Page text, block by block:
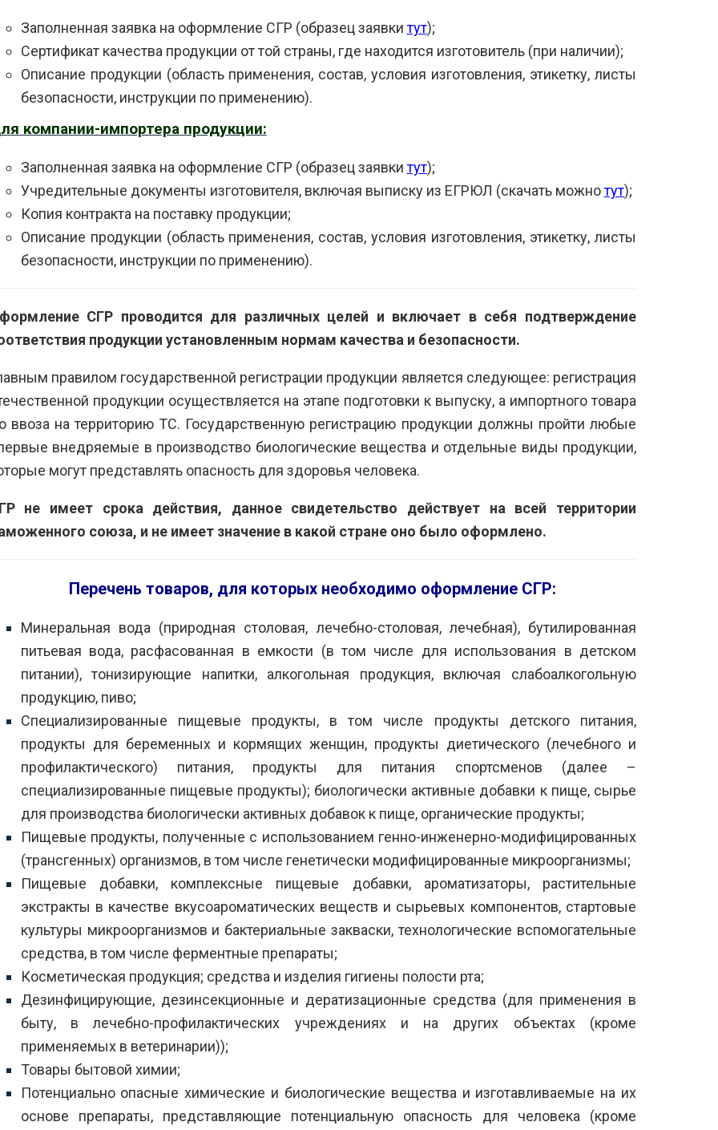
Заполненная заявка на оформление СГР (образец заявкитут);
Сертификат качества продукции от той страны, где находится изготовитель (при наличии);
Описание продукции (область применения, состав, условия изготовления, этикетку, листы
безопасности, инструкции по применению).
компании-импортера продукции:
Заполненная заявка на оформление СГР (образец заявкитут);
Учредительные документы изготовителя, включая выписку из ЕГРЮЛ (скачать можнотут);
Копия контракта на поставку продукции;
Описание продукции (область применения, состав, условия изготовления, этикетку, листы
безопасности, инструкции по применению).
СГР проводится для различных целей и включает в себя подтверждение
продукции установленным нормам качества и безопасности.
правилом государственной регистрации продукции является следующее: регистрация
продукции осуществляется на этапе подготовки к выпуску, а импортного товара
ввоза на территорию ТС. Государственную регистрацию продукции должны пройти любые
внедряемые в производство биологические вещества и отдельные виды продукции,
могут представлять опасность для здоровья человека.
не имеет срока действия, данное свидетельство действует на всей территории
союза, и не имеет значение в какой стране оно было оформлено.
Перечень товаров, для которых необходимо оформление СГР:
Минеральная вода (природная столовая, лечебно-столовая, лечебная), бутилированная
питьевая вода, расфасованная в емкости (в том числе для использования в детском
питании), тонизирующие напитки, алкогольная продукция, включая слабоалкогольную
продукцию, пиво;
Специализированные пищевые продукты, в том числе продукты детского питания,
продукты для беременных и кормящих женщин, продукты диетического (лечебного и
профилактического) питания, продукты для питания спортсменов (далее –
специализированные пищевые продукты); биологически активные добавки к пище, сырье
для производства биологически активных добавок к пище, органические продукты;
Пищевые продукты, полученные с использованием генно-инженерно-модифицированных
(трансгенных) организмов, в том числе генетически модифицированные микроорганизмы;
Пищевые добавки, комплексные пищевые добавки, ароматизаторы, растительные
экстракты в качестве вкусоароматических веществ и сырьевых компонентов, стартовые
культуры микроорганизмов и бактериальные закваски, технологические вспомогательные
средства, в том числе ферментные препараты;
Косметическая продукция; средства и изделия гигиены полости рта;
Дезинфицирующие, дезинсекционные и дератизационные средства (для применения в
быту, в лечебно-профилактических учреждениях и на других объектах (кроме
применяемых в ветеринарии));
Товары бытовой химии;
Потенциально опасные химические и биологические вещества и изготавливаемые на их
основе препараты, представляющие потенциальную опасность для человека (кроме